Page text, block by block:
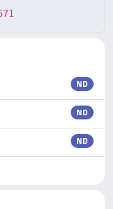
ND
ND
ND